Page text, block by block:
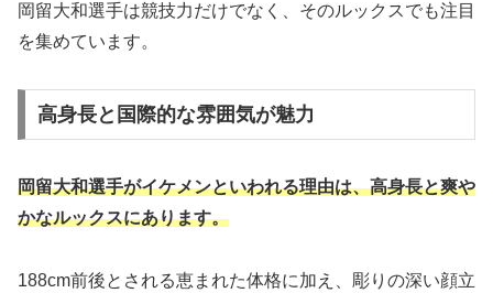
岡留大和選手は競技力だけでなく、そのルックスでも注目
を集めています。
高身長と国際的な雰囲気が魅力
岡留大和選手がイケメンといわれる理由は、高身長と爽や
かなルックスにあります。
188cm前後とされる恵まれた体格に加え、彫りの深い顔立